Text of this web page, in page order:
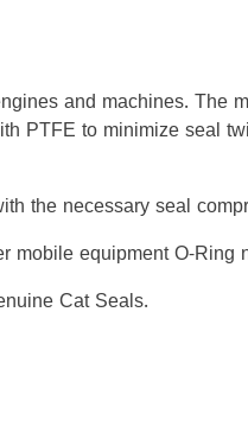
and machines. The
PTFE to minimize seal
the necessary seal
mobile equipment O-Ring
Cat Seals.